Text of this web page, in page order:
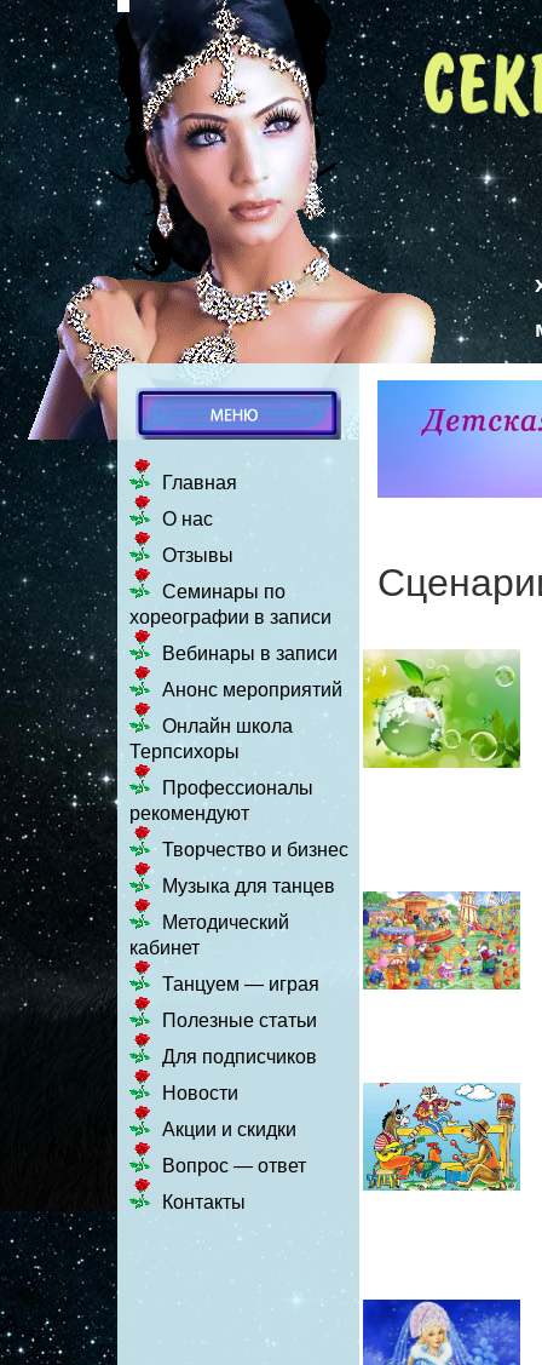
Главная
О нас
Отзывы
Семинары по
хореографии в записи
Вебинары в записи
Анонс мероприятий
Онлайн школа
Терпсихоры
Профессионалы
рекомендуют
Творчество и бизнес
Музыка для танцев
Методический
кабинет
Танцуем — играя
Полезные статьи
Для подписчиков
Новости
Акции и скидки
Вопрос — ответ
Контакты